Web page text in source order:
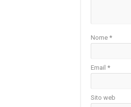
Nome *
Email *
Sito web